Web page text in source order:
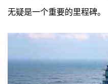
无疑是一个重要的里程碑。